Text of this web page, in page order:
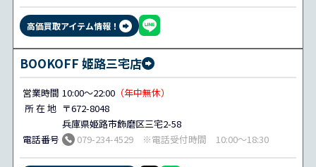
高価買取アイテム情報！
BOOKOFF 姫路三宅店
営業時間 10:00～22:00（年中無休）
所 在 地 〒672-8048
兵庫県姫路市飾磨区三宅2-58
電話番号
079-234-4529 ※電話受付時間 10:00～18:30